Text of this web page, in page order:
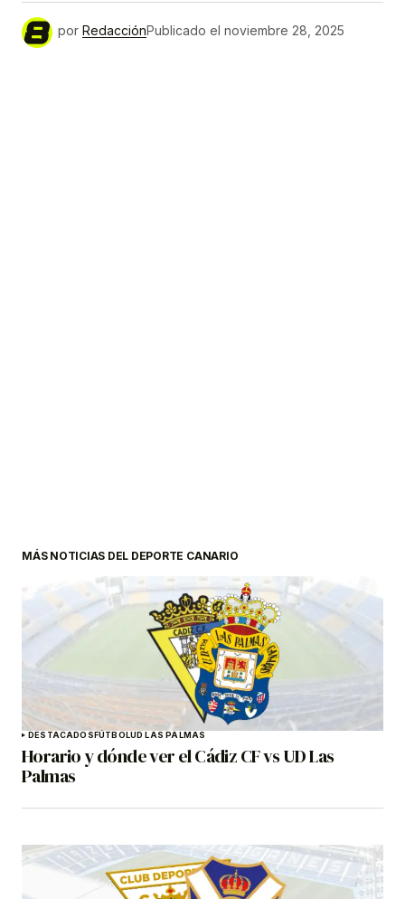
por RedacciónPublicado el noviembre 28, 2025
MÁS NOTICIAS DEL DEPORTE CANARIO
DESTACADOSFÚTBOLUD LAS PALMAS
Horario y dónde ver el Cádiz CF vs UD Las
Palmas